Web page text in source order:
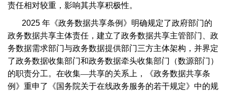
责任相对较重，影响其共享积极性。
2025 年《政务数据共享条例》明确规定了政府部门的
政务数据共享主体责任，建立了政务数据共享主管部门、政
务数据需求部门与政务数据提供部门三方主体架构，并界定
了政务数据收集部门和政务数据牵头收集部门（数源部门）
的职责分工。在收集—共享的关系上，《政务数据共享条
例》重申了《国务院关于在线政务服务的若干规定》中的规